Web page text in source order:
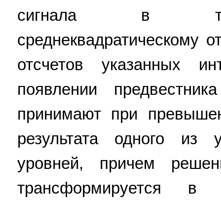
сигнала в
среднеквадратическому
отсчетов указанных
появлении
принимают при
результата одного из
уровней, причем
трансформируется в